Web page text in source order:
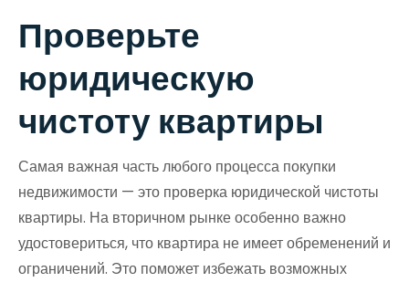
Проверьте
юридическую
чистоту квартиры
Самая важная часть любого процесса покупки
недвижимости — это проверка юридической чистоты
квартиры. На вторичном рынке особенно важно
удостовериться, что квартира не имеет обременений и
ограничений. Это поможет избежать возможных